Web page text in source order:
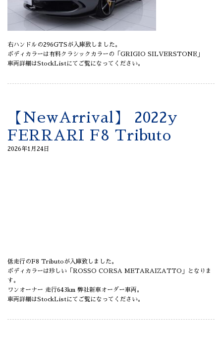
右ハンドルの296GTSが入庫致しました。
ボディカラーは有料クラシックカラーの「GRIGIO SILVERSTONE」
車両詳細はStockListにてご覧になってください。
【NewArrival】 2022y
FERRARI F8 Tributo
2026年1月24日
低走行のF8 Tributoが入庫致しました。
ボディカラーは珍しい「ROSSO CORSA METARAIZATTO」となりま
す。
ワンオーナー 走行643km 弊社新車オーダー車両。
車両詳細はStockListにてご覧になってください。